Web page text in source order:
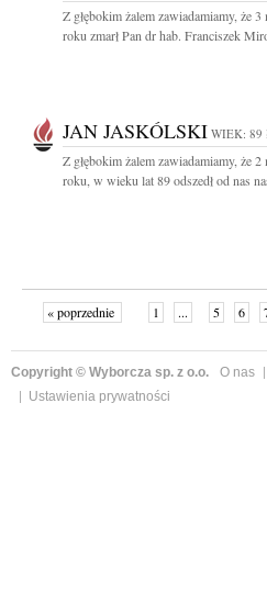
Z głębokim żalem zawiadamiamy, że 3
roku zmarł Pan dr hab. Franciszek
JAN JASKÓLSKI WIEK: 89
Z głębokim żalem zawiadamiamy, że 2
roku, w wieku lat 89 odszedł od nas
« poprzednie 1 ... 5 6
Copyright © Wyborcza sp. z o.o. O nas
Ustawienia prywatności